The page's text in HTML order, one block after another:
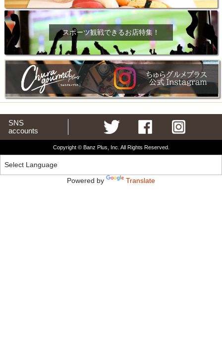
スポーツ観戦できるお店特集！
SNS
accounts
Copyright © Banz Plus, Inc. All Rights Reserved.
Powered by Translate